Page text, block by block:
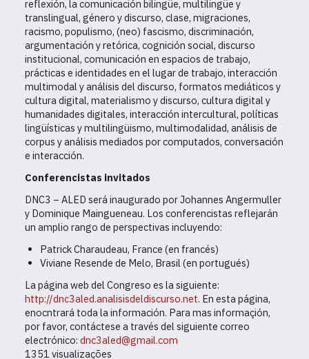
reflexión, la comunicación bilingüe, multilingüe y
translingual, género y discurso, clase, migraciones,
racismo, populismo, (neo) fascismo, discriminación,
argumentación y retórica, cognición social, discurso
institucional, comunicación en espacios de trabajo,
prácticas e identidades en el lugar de trabajo, interacción
multimodal y análisis del discurso, formatos mediáticos y
cultura digital, materialismo y discurso, cultura digital y
humanidades digitales, interacción intercultural, políticas
lingüísticas y multilingüismo, multimodalidad, análisis de
corpus y análisis mediados por computados, conversación
e interacción.
Conferencistas invitados
DNC3 – ALED será inaugurado por Johannes Angermuller
y Dominique Maingueneau. Los conferencistas reflejarán
un amplio rango de perspectivas incluyendo:
Patrick Charaudeau, France (en francés)
Viviane Resende de Melo, Brasil (en portugués)
La página web del Congreso es la siguiente:
http://dnc3aled.analisisdeldiscurso.net. En esta página,
enocntrará toda la información. Para mas informaçión,
por favor, contáctese a través del siguiente correo
electrónico: dnc3aled@gmail.com
1351 visualizações